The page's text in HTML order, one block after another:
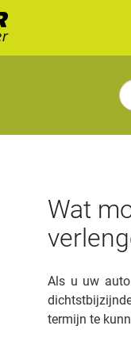
Wat
Als u uw
termijn te